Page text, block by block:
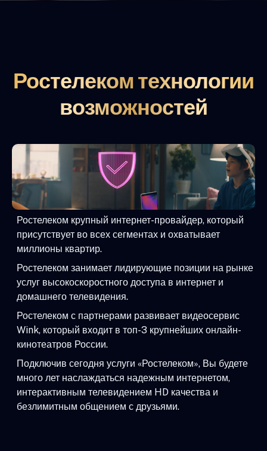
Ростелеком технологии
возможностей
Ростелеком крупный интернет-провайдер, который
присутствует во всех сегментах и охватывает
миллионы квартир.
Ростелеком занимает лидирующие позиции на рынке
услуг высокоскоростного доступа в интернет и
домашнего телевидения.
Ростелеком с партнерами развивает видеосервис
Wink, который входит в топ-3 крупнейших онлайн-
кинотеатров России.
Подключив сегодня услуги «Ростелеком», Вы будете
много лет наслаждаться надежным интернетом,
интерактивным телевидением HD качества и
безлимитным общением с друзьями.